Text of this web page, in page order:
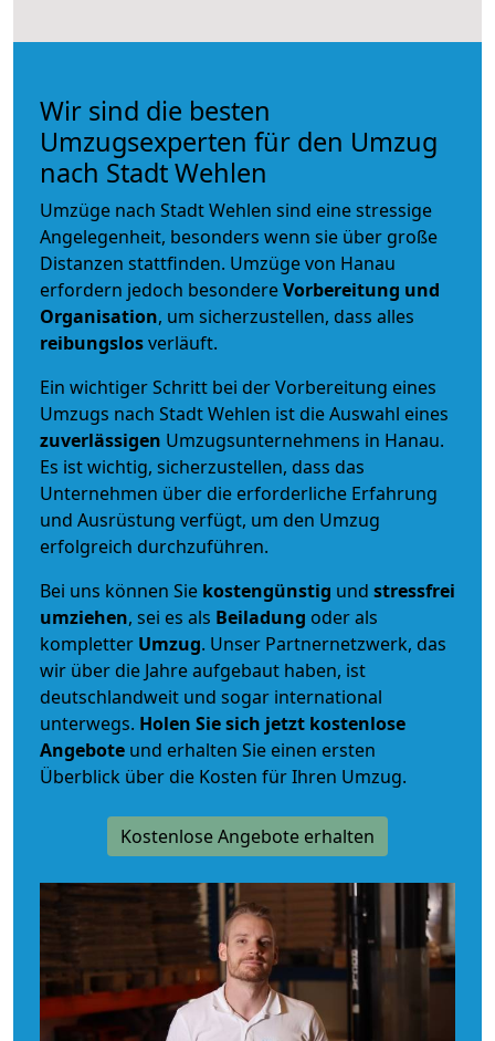
Wir sind die besten
Umzugsexperten für den Umzug
nach Stadt Wehlen
Umzüge nach Stadt Wehlen sind eine stressige
Angelegenheit, besonders wenn sie über große
Distanzen stattfinden. Umzüge von Hanau
erfordern jedoch besondereVorbereitung und
Organisation, um sicherzustellen, dass alles
reibungslosverläuft.
Ein wichtiger Schritt bei der Vorbereitung eines
Umzugs nach Stadt Wehlen ist die Auswahl eines
zuverlässigen Umzugsunternehmens in Hanau.
Es ist wichtig, sicherzustellen, dass das
Unternehmen über die erforderliche Erfahrung
und Ausrüstung verfügt, um den Umzug
erfolgreich durchzuführen.
Bei uns können Sie kostengünstig und stressfrei
umziehen, sei es als Beiladung oder als
kompletter Umzug. Unser Partnernetzwerk, das
wir über die Jahre aufgebaut haben, ist
deutschlandweit und sogar international
unterwegs. Holen Sie sich jetzt kostenlose
Angebote und erhalten Sie einen ersten
Überblick über die Kosten für Ihren Umzug.
Kostenlose Angebote erhalten